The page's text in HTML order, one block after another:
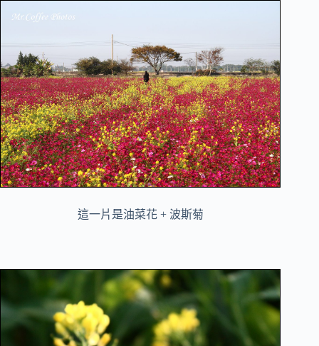
這一片是油菜花 + 波斯菊